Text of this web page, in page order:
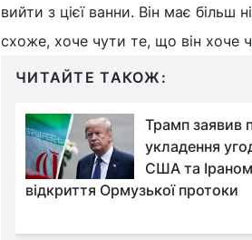
вийти з цієї ванни. Він має більш
схоже, хоче чути те, що він хоче
ЧИТАЙТЕ ТАКОЖ:
Трамп заявив
укладення
США та Іраном
відкриття Ормузької протоки